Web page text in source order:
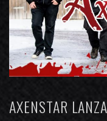
AXENSTAR